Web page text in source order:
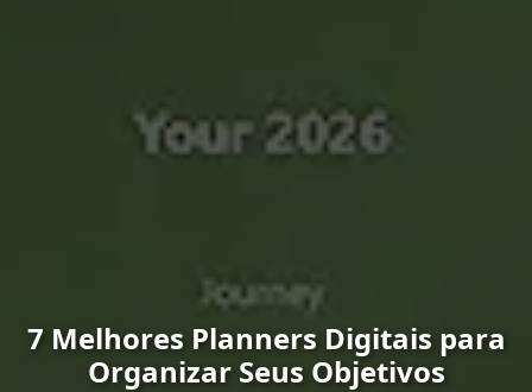
7 Melhores Planners Digitais para
Organizar Seus Objetivos